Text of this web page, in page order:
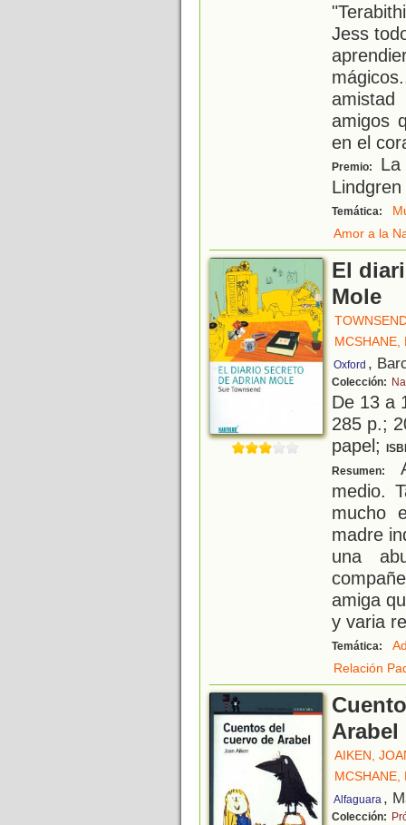
Jess
amigos
en el
Premio:
La
Temática:
Amor a la
El
Mole
MCSHANE,
Oxford ,
Colección:
De 13 a
285 p.;
papel;
Resumen:
medio.
mucho
madre
una
amiga
y varia
Temática:
Relación
Arabel
AIKEN,
MCSHANE,
Alfaguara ,
Colección: